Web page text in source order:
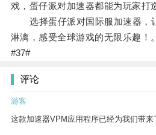
戏，蛋仔派对加速器都能为玩家打
选择蛋仔派对国际服加速器，
淋漓，感受全球游戏的无限乐趣！。
#37#
评论
游客
这款加速器VPM应用程序已经为我们带来